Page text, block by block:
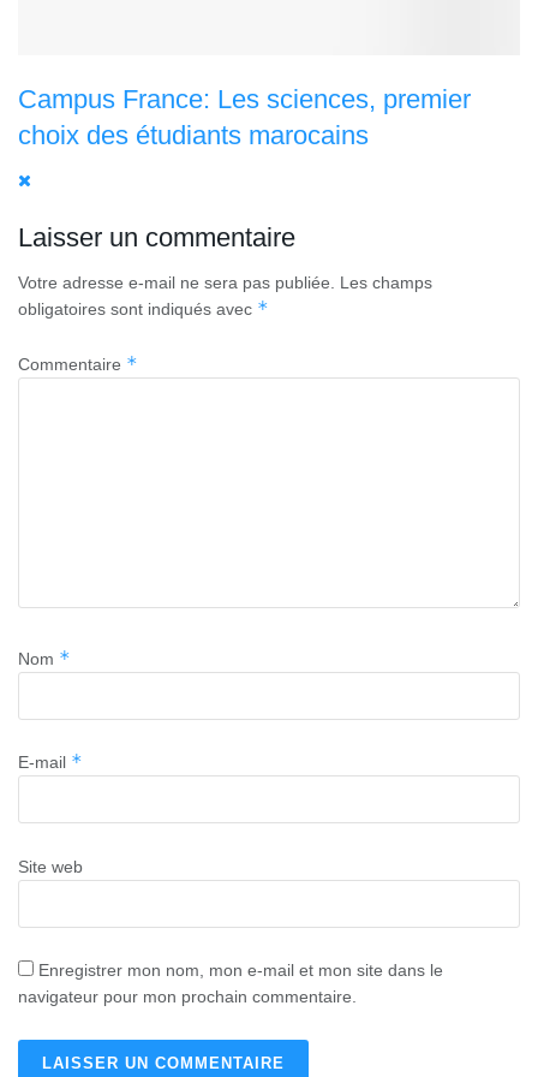
Campus France: Les sciences, premier
choix des étudiants marocains
Laisser un commentaire
Votre adresse e-mail ne sera pas publiée.
Les champs
obligatoires sont indiqués avec *
Commentaire *
Nom *
E-mail *
Site web
Enregistrer mon nom, mon e-mail et mon site dans le
navigateur pour mon prochain commentaire.